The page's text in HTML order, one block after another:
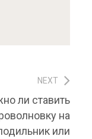
NEXT
post:ли ставить
на
или